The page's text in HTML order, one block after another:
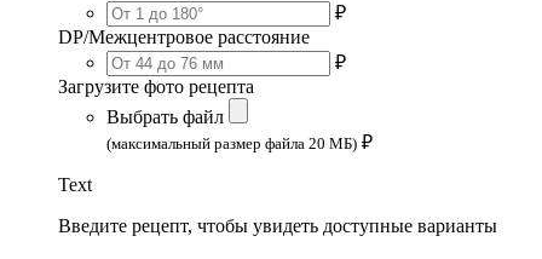
₽
DP/Межцентровое расстояние
₽
Загрузите фото рецепта
Выбрать файл
(максимальный размер файла 20 МБ) ₽
Text
Введите рецепт, чтобы увидеть доступные варианты